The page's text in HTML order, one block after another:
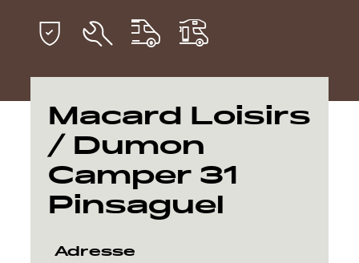
Fahrzeugfinder
Explore
Service
Macard Loisirs
/ Dumon
Camper 31
Pinsaguel
Adresse